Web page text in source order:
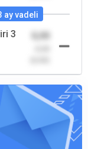
ay vadeli
3
0,00